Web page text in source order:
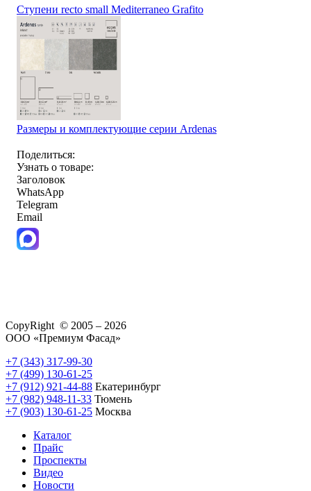
Ступени recto small Mediterraneo Grafito
Размеры и комплектующие серии Ardenas
Поделиться:
Узнать о товаре:
Заголовок
WhatsApp
Telegram
Email
CopyRight © 2005 – 2026
ООО «Премиум Фасад»
+7 (343) 317-99-30
+7 (499) 130-61-25
+7 (912) 921-44-88 Екатеринбург
+7 (982) 948-11-33 Тюмень
+7 (903) 130-61-25 Москва
Каталог
Прайс
Проспекты
Видео
Новости